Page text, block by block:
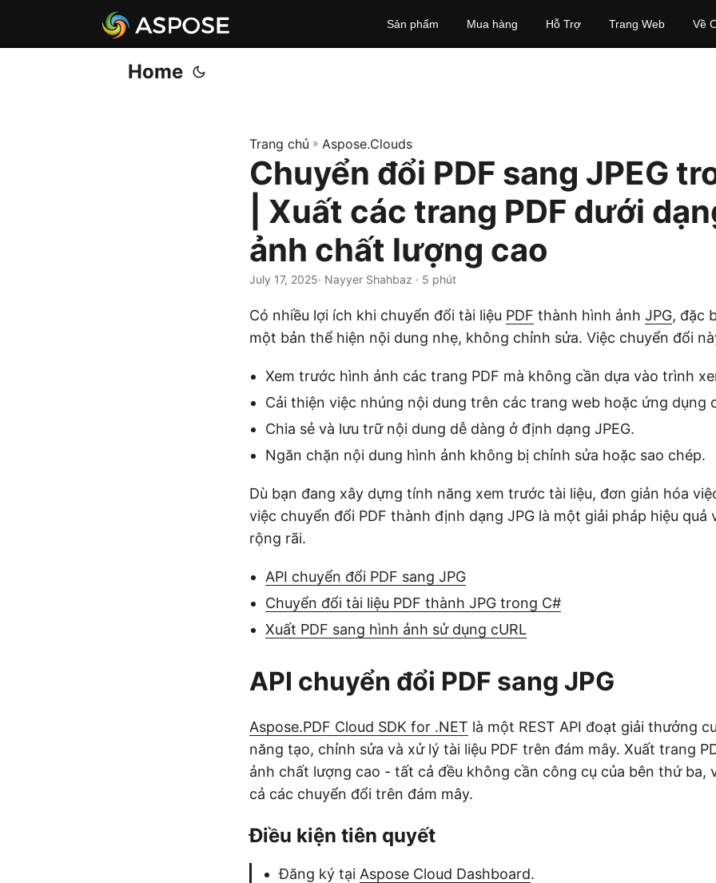
Sản phẩm Mua hàng Hỗ Trợ Trang Web Về
Home
Trang chủ » Aspose.Clouds
Chuyển đổi PDF sang JPEG
| Xuất các trang PDF dưới
ảnh chất lượng cao
July 17, 2025· Nayyer Shahbaz · 5 phút
Có nhiều lợi ích khi chuyển đổi tài liệu PDF thành hình ảnh JPG, đặc
một bản thể hiện nội dung nhẹ, không chỉnh sửa. Việc chuyển đổi
Xem trước hình ảnh các trang PDF mà không cần dựa vào trình
Cải thiện việc nhúng nội dung trên các trang web hoặc ứng dụng
Chia sẻ và lưu trữ nội dung dễ dàng ở định dạng JPEG.
Ngăn chặn nội dung hình ảnh không bị chỉnh sửa hoặc sao chép.
Dù bạn đang xây dựng tính năng xem trước tài liệu, đơn giản hóa
việc chuyển đổi PDF thành định dạng JPG là một giải pháp hiệu quả
rộng rãi.
API chuyển đổi PDF sang JPG
Chuyển đổi tài liệu PDF thành JPG trong C#
Xuất PDF sang hình ảnh sử dụng cURL
API chuyển đổi PDF sang JPG
Aspose.PDF Cloud SDK for .NET là một REST API đoạt giải thưởng
năng tạo, chỉnh sửa và xử lý tài liệu PDF trên đám mây. Xuất trang
ảnh chất lượng cao - tất cả đều không cần công cụ của bên thứ ba,
cả các chuyển đổi trên đám mây.
Điều kiện tiên quyết
Đăng ký tại Aspose Cloud Dashboard.